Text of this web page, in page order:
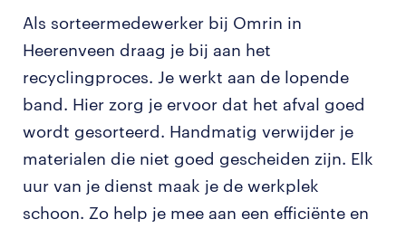
Als sorteermedewerker bij Omrin in
Heerenveen draag je bij aan het
recyclingproces. Je werkt aan de lopende
band. Hier zorg je ervoor dat het afval goed
wordt gesorteerd. Handmatig verwijder je
materialen die niet goed gescheiden zijn. Elk
uur van je dienst maak je de werkplek
schoon. Zo help je mee aan een efficiënte en